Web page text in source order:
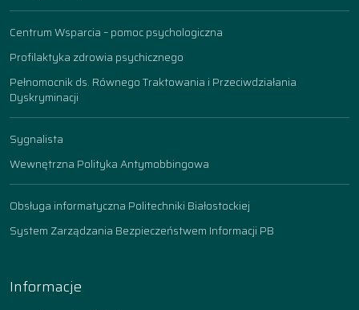
Centrum Wsparcia – pomoc psychologiczna
Profilaktyka zdrowia psychicznego
Pełnomocnik ds. Równego Traktowania i Przeciwdziałania
Dyskryminacji
Sygnalista
Wewnętrzna Polityka Antymobbingowa
Obsługa informatyczna Politechniki Białostockiej
System Zarządzania Bezpieczeństwem Informacji PB
Informacje